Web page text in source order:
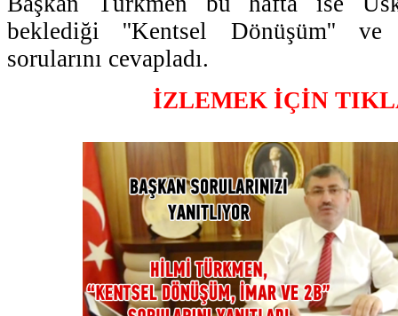
beklediği ''Kentsel Dönüşüm'' ve
sorularını cevapladı.
İZLEMEK İÇİN